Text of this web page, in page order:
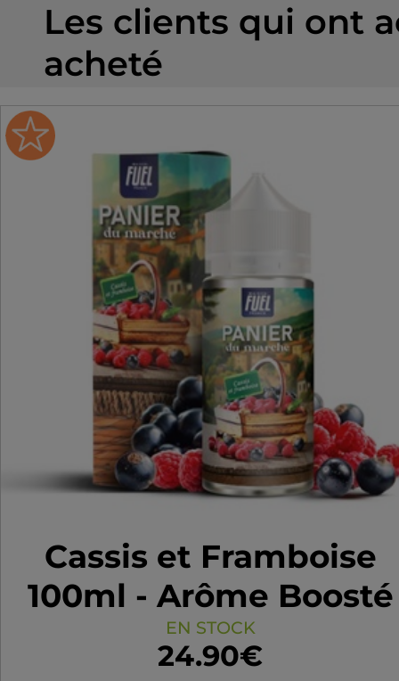
perfection.
Les clients qui ont
acheté
Cassis et Framboise
100ml - Arôme Boosté
EN STOCK
24.90€